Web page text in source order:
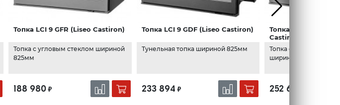
Топка LCI 9 GFR (Liseo Castiron)
Топка с угловым стеклом шириной
825мм
188 980₽
Топка LCI 9 GDF (Liseo Castiron)
Тунельная топка шириной 825мм
233 894 ₽
Топка LCI 9 GDFs
Castiron)
Топка с
шириной 825мм
252 648